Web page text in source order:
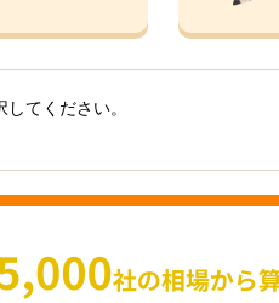
てください。